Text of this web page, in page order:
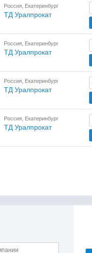
Россия, Екатеринбург
ТД Уралпрокат
Россия, Екатеринбург
ТД Уралпрокат
Россия, Екатеринбург
ТД Уралпрокат
Россия, Екатеринбург
ТД Уралпрокат